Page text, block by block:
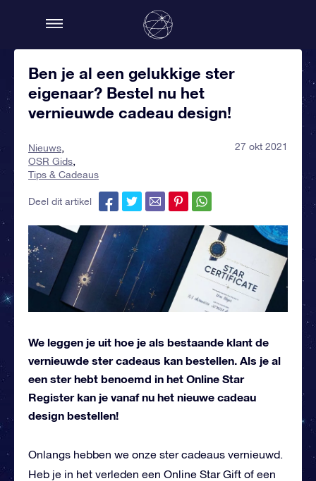
Ben je al een gelukkige ster
eigenaar? Bestel nu het
vernieuwde cadeau design!
Nieuws
OSR Gids
Tips & Cadeaus
27 okt 2021
Deel dit artikel
We leggen je uit hoe je als bestaande klant de
vernieuwde ster cadeaus kan bestellen. Als je al
een ster hebt benoemd in het Online Star
Register kan je vanaf nu het nieuwe cadeau
design bestellen!
Onlangs hebben we onze ster cadeaus vernieuwd.
Heb je in het verleden een Online Star Gift of een